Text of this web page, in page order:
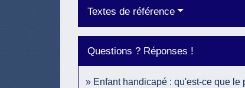
Textes de référence
Questions ? Réponses !
Enfant handicapé : qu'est-ce que